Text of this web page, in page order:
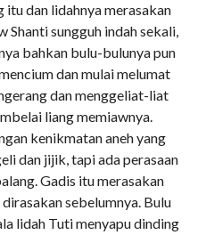
dan lidahnya merasakan
Shanti sungguh indah sekali,
bahkan bulu-bulunya pun
dan mulai melumat
dan menggeliat-liat
liang memiawnya.
kenikmatan aneh yang
dan jijik, tapi ada perasaan
Gadis itu merasakan
sebelumnya. Bulu
lidah Tuti menyapu dinding